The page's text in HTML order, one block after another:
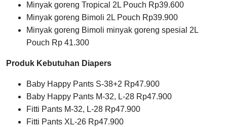
Minyak goreng Tropical 2L Pouch Rp39.600
Minyak goreng Bimoli 2L Pouch Rp39.900
Minyak goreng Bimoli minyak goreng spesial 2L
Pouch Rp 41.300
Produk Kebutuhan Diapers
Baby Happy Pants S-38+2 Rp47.900
Baby Happy Pants M-32, L-28 Rp47.900
Fitti Pants M-32, L-28 Rp47.900
Fitti Pants XL-26 Rp47.900